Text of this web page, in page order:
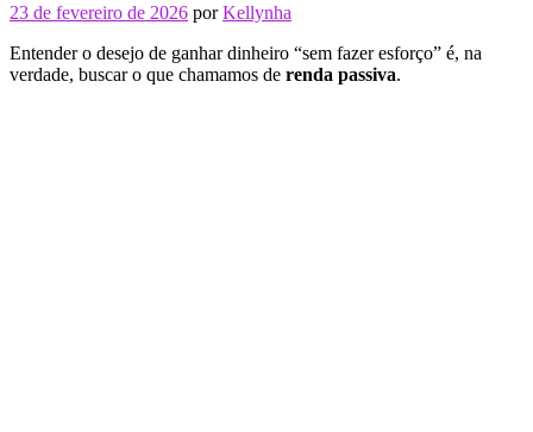
23 de fevereiro de 2026 porKellynha
Entender o desejo de ganhar dinheiro “sem fazer esforço” é, na
verdade, buscar o que chamamos de renda passiva.